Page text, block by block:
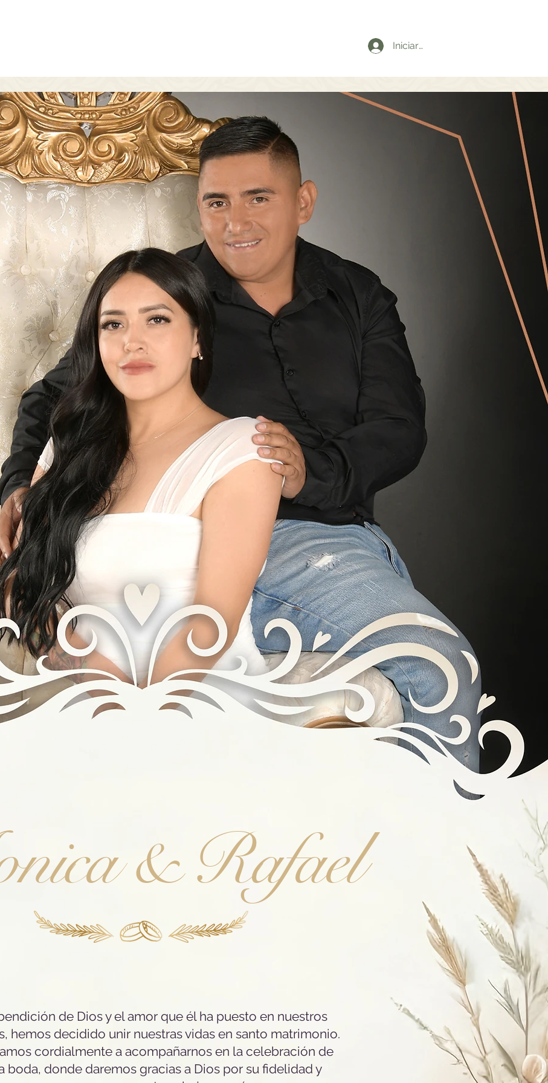
Iniciar sesión
& Rafael
de Dios y el amor que él ha puesto en nuestros
hemos decidido unir nuestras vidas en santo matrimonio.
cordialmente a acompañarnos en la celebración de
boda, donde daremos gracias a Dios por su fidelidad y